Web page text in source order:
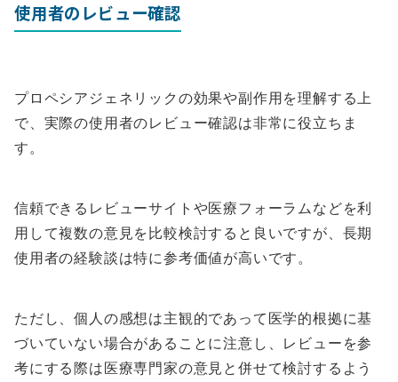
使用者のレビュー確認
プロペシアジェネリックの効果や副作用を理解する上
で、実際の使用者のレビュー確認は非常に役立ちま
す。
信頼できるレビューサイトや医療フォーラムなどを利
用して複数の意見を比較検討すると良いですが、長期
使用者の経験談は特に参考価値が高いです。
ただし、個人の感想は主観的であって医学的根拠に基
づいていない場合があることに注意し、レビューを参
考にする際は医療専門家の意見と併せて検討するよう